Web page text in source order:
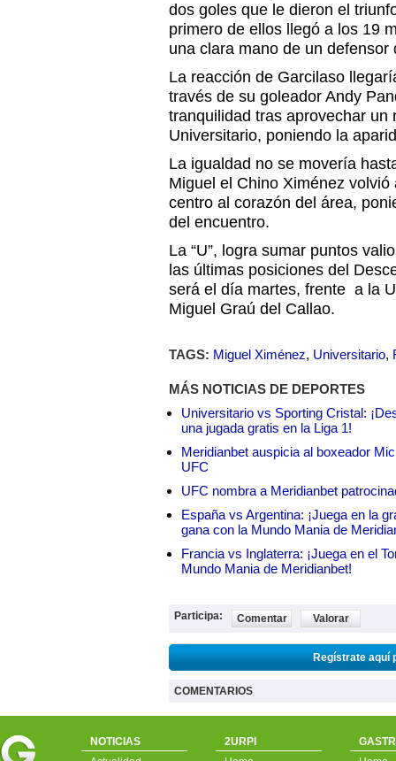
dos goles que le dieron el
primero de ellos llegó a los 19
una clara mano de un defensor
La reacción de Garcilaso
través de su goleador Andy
tranquilidad tras aprovechar un
Universitario, poniendo la
La igualdad no se movería
Miguel el Chino Ximénez
centro al corazón del área,
del encuentro.
La “U”, logra sumar puntos
las últimas posiciones del
será el día martes, frente a la
Miguel Graú del Callao.
TAGS: Miguel Ximénez, Universitario,
MÁS NOTICIAS DE DEPORTES
Universitario vs Sporting Cristal:
una jugada gratis en la Liga 1!
Meridianbet auspicia al boxeador
UFC
UFC nombra a Meridianbet
España vs Argentina: ¡Juega en la
gana con la Mundo Mania de
Francia vs Inglaterra: ¡Juega en el
Mundo Mania de Meridianbet!
Participa: Comentar Valorar
Regístrate aquí
COMENTARIOS
NOTICIAS
2URPI